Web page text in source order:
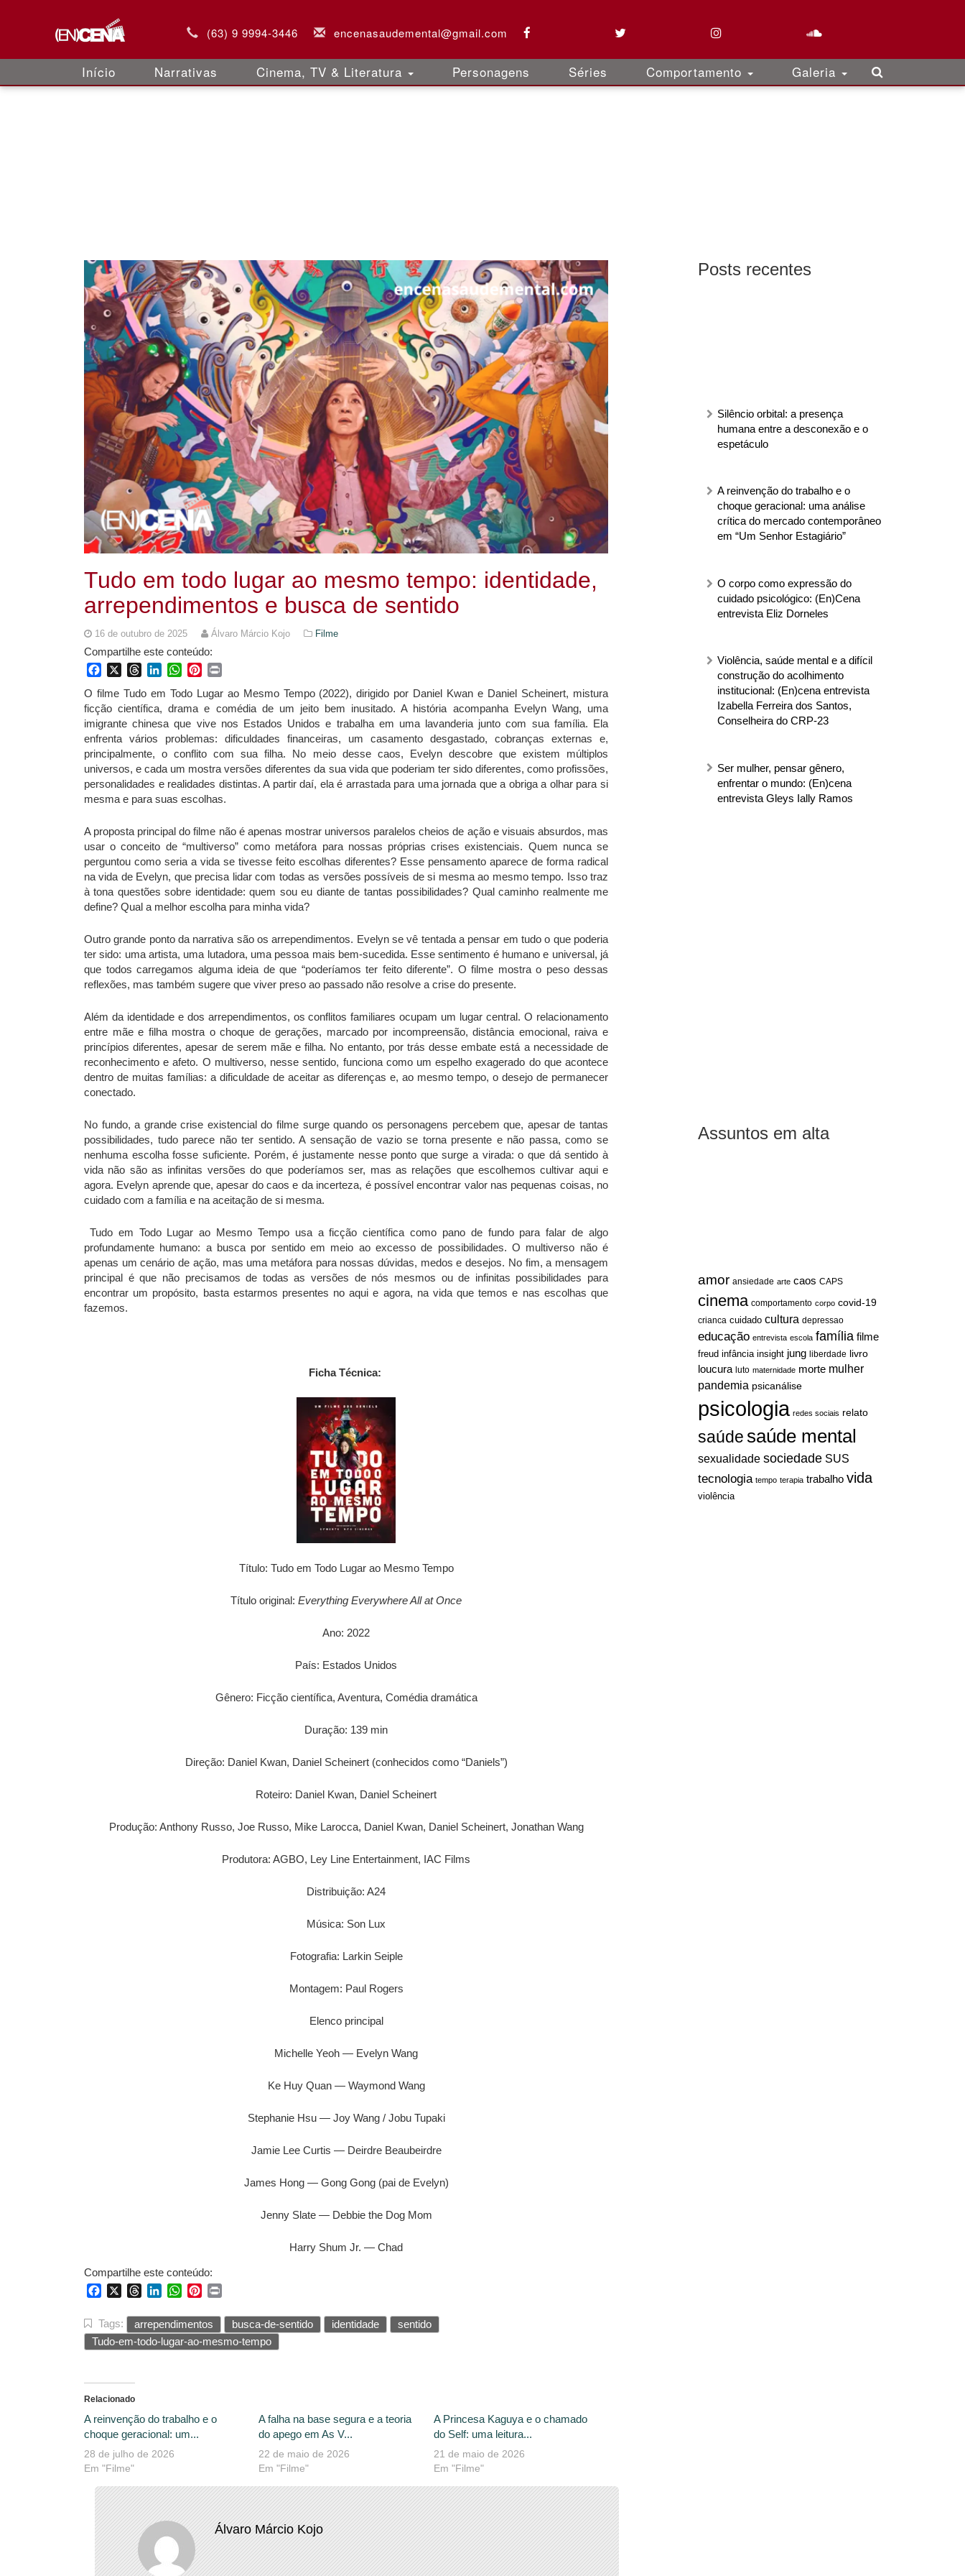
(63) 9 9994-3446 encenasaudemental@gmail.com
Início Narrativas Cinema, TV & Literatura Personagens Séries Comportamento Galeria
Posts recentes
Silêncio orbital: a presença
humana entre a desconexão e o
espetáculo
A reinvenção do trabalho e o
choque geracional: uma análise
crítica do mercado contemporâneo
em “Um Senhor Estagiário”
O corpo como expressão do
cuidado psicológico: (En)Cena
entrevista Eliz Dorneles
Violência, saúde mental e a difícil
construção do acolhimento
institucional: (En)cena entrevista
Izabella Ferreira dos Santos,
Conselheira do CRP-23
Ser mulher, pensar gênero,
enfrentar o mundo: (En)cena
entrevista Gleys Ially Ramos
Assuntos em alta
amor ansiedade arte caos CAPS
cinema comportamento corpo covid-19
crianca cuidado cultura depressao
educação entrevista escola família filme
freud infância insight jung liberdade livro
loucura luto maternidade morte mulher
pandemia psicanálise
psicologia redes sociais relato
saúdesaúde mental
sexualidade sociedade SUS
tecnologia tempo terapia trabalho vida
violência
Tudo em todo lugar ao mesmo tempo: identidade,
arrependimentos e busca de sentido
16 de outubro de 2025 Álvaro Márcio Kojo Filme
Compartilhe este conteúdo:
FacebookThreadsLinkedInWhatsApp
Pinterest
O filme Tudo em Todo Lugar ao Mesmo Tempo (2022), dirigido por Daniel Kwan e Daniel Scheinert, mistura
ficção científica, drama e comédia de um jeito bem inusitado. A história acompanha Evelyn Wang, uma
imigrante chinesa que vive nos Estados Unidos e trabalha em uma lavanderia junto com sua família. Ela
enfrenta vários problemas: dificuldades financeiras, um casamento desgastado, cobranças externas e,
principalmente, o conflito com sua filha. No meio desse caos, Evelyn descobre que existem múltiplos
universos, e cada um mostra versões diferentes da sua vida que poderiam ter sido diferentes, como profissões,
personalidades e realidades distintas. A partir daí, ela é arrastada para uma jornada que a obriga a olhar para si
mesma e para suas escolhas.
A proposta principal do filme não é apenas mostrar universos paralelos cheios de ação e visuais absurdos, mas
usar o conceito de “multiverso” como metáfora para nossas próprias crises existenciais. Quem nunca se
perguntou como seria a vida se tivesse feito escolhas diferentes? Esse pensamento aparece de forma radical
na vida de Evelyn, que precisa lidar com todas as versões possíveis de si mesma ao mesmo tempo. Isso traz
à tona questões sobre identidade: quem sou eu diante de tantas possibilidades? Qual caminho realmente me
define? Qual a melhor escolha para minha vida?
Outro grande ponto da narrativa são os arrependimentos. Evelyn se vê tentada a pensar em tudo o que poderia
ter sido: uma artista, uma lutadora, uma pessoa mais bem-sucedida. Esse sentimento é humano e universal, já
que todos carregamos alguma ideia de que “poderíamos ter feito diferente”. O filme mostra o peso dessas
reflexões, mas também sugere que viver preso ao passado não resolve a crise do presente.
Além da identidade e dos arrependimentos, os conflitos familiares ocupam um lugar central. O relacionamento
entre mãe e filha mostra o choque de gerações, marcado por incompreensão, distância emocional, raiva e
princípios diferentes, apesar de serem mãe e filha. No entanto, por trás desse embate está a necessidade de
reconhecimento e afeto. O multiverso, nesse sentido, funciona como um espelho exagerado do que acontece
dentro de muitas famílias: a dificuldade de aceitar as diferenças e, ao mesmo tempo, o desejo de permanecer
conectado.
No fundo, a grande crise existencial do filme surge quando os personagens percebem que, apesar de tantas
possibilidades, tudo parece não ter sentido. A sensação de vazio se torna presente e não passa, como se
nenhuma escolha fosse suficiente. Porém, é justamente nesse ponto que surge a virada: o que dá sentido à
vida não são as infinitas versões do que poderíamos ser, mas as relações que escolhemos cultivar aqui e
agora. Evelyn aprende que, apesar do caos e da incerteza, é possível encontrar valor nas pequenas coisas, no
cuidado com a família e na aceitação de si mesma.
Tudo em Todo Lugar ao Mesmo Tempo usa a ficção científica como pano de fundo para falar de algo
profundamente humano: a busca por sentido em meio ao excesso de possibilidades. O multiverso não é
apenas um cenário de ação, mas uma metáfora para nossas dúvidas, medos e desejos. No fim, a mensagem
principal é que não precisamos de todas as versões de nós mesmos ou de infinitas possibilidades para
encontrar um propósito, basta estarmos presentes no aqui e agora, na vida que temos e nas escolhas que
fazemos.
Ficha Técnica:
Título: Tudo em Todo Lugar ao Mesmo Tempo
Título original: Everything Everywhere All at Once
Ano: 2022
País: Estados Unidos
Gênero: Ficção científica, Aventura, Comédia dramática
Duração: 139 min
Direção: Daniel Kwan, Daniel Scheinert (conhecidos como “Daniels”)
Roteiro: Daniel Kwan, Daniel Scheinert
Produção: Anthony Russo, Joe Russo, Mike Larocca, Daniel Kwan, Daniel Scheinert, Jonathan Wang
Produtora: AGBO, Ley Line Entertainment, IAC Films
Distribuição: A24
Música: Son Lux
Fotografia: Larkin Seiple
Montagem: Paul Rogers
Elenco principal
Michelle Yeoh — Evelyn Wang
Ke Huy Quan — Waymond Wang
Stephanie Hsu — Joy Wang / Jobu Tupaki
Jamie Lee Curtis — Deirdre Beaubeirdre
James Hong — Gong Gong (pai de Evelyn)
Jenny Slate — Debbie the Dog Mom
Harry Shum Jr. — Chad
Compartilhe este conteúdo:
FacebookThreadsLinkedInWhatsApp
Pinterest
Tags: arrependimentos busca-de-sentido identidade
sentido
Tudo-em-todo-lugar-ao-mesmo-tempo
Relacionado
A reinvenção do trabalho e o
choque geracional: um...
28 de julho de 2026
Em "Filme"
A falha na base segura e a teoria
do apego em As V...
22 de maio de 2026
Em "Filme"
A Princesa Kaguya e o chamado
do Self: uma leitura...
21 de maio de 2026
Em "Filme"
Álvaro Márcio Kojo